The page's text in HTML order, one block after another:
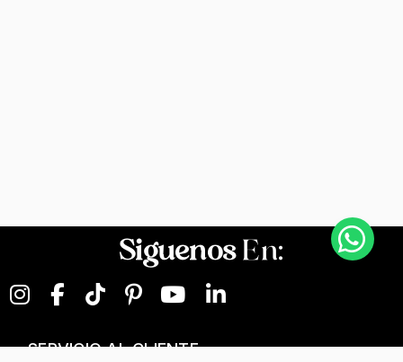
SiguenosEn:
SERVICIO AL CLIENTE